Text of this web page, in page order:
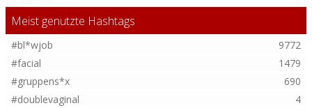
Meist genutzte Hashtags
#bl*wjob
9772
#facial
1479
#gruppens*x
690
#doublevaginal
4